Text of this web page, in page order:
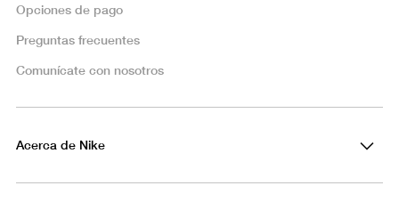
Opciones de pago
Preguntas frecuentes
Comunícate con nosotros
Acerca de Nike